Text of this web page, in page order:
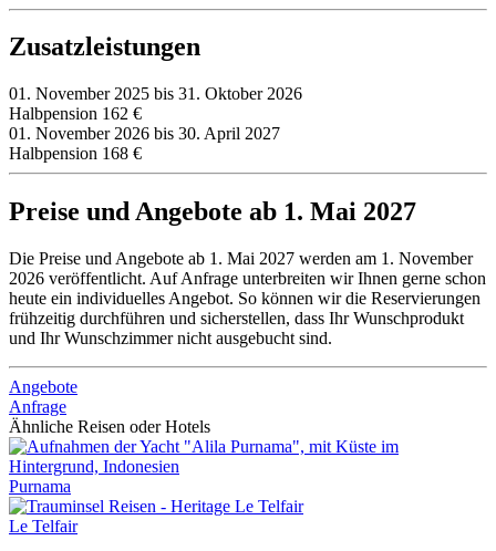
Zusatzleistungen
01. November 2025 bis 31. Oktober 2026
Halbpension 162 €
01. November 2026 bis 30. April 2027
Halbpension 168 €
Preise und Angebote ab 1. Mai 2027
Die Preise und Angebote ab 1. Mai 2027 werden am 1. November
2026 veröffentlicht. Auf Anfrage unterbreiten wir Ihnen gerne schon
heute ein individuelles Angebot. So können wir die Reservierungen
frühzeitig durchführen und sicherstellen, dass Ihr Wunschprodukt
und Ihr Wunschzimmer nicht ausgebucht sind.
Angebote
Anfrage
Ähnliche Reisen oder Hotels
Purnama
Le Telfair